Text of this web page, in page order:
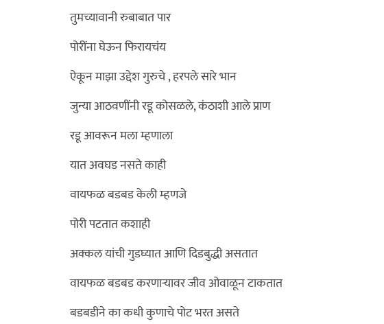
तुमच्यावानी रुबाबात पार
पोरींना घेऊन फिरायचंय
ऐकून माझा उद्देश गुरुचे , हरपले सारे भान
जुन्या आठवणींनी रडू कोसळले, कंठाशी आले प्राण
रडू आवरून मला म्हणाला
यात अवघड नसते काही
वायफळ बडबड केली म्हणजे
पोरी पटतात कशाही
अक्कल यांची गुडघ्यात आणि दिडबुद्धी असतात
वायफळ बडबड करणाऱ्यावर जीव ओवाळून टाकतात
बडबडीने का कधी कुणाचे पोट भरत असते